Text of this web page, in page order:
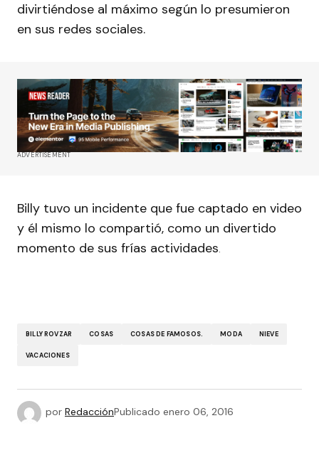
divirtiéndose al máximo según lo presumieron
en sus redes sociales.
ADVERTISEMENT
Billy tuvo un incidente que fue captado en video
y él mismo lo compartió, como un divertido
momento de sus frías actividades.
BILLY ROVZAR COSAS COSAS DE FAMOSOS. MODA NIEVE
VACACIONES
por RedacciónPublicado enero 06, 2016